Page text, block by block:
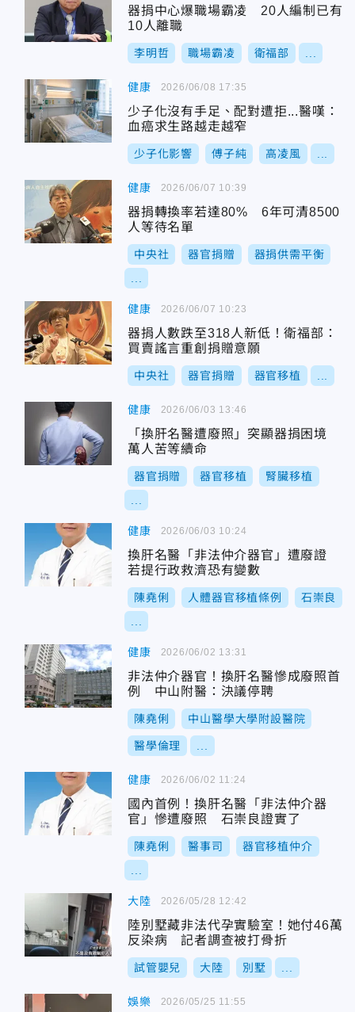
器捐中心爆職場霸凌 20人編制已有
10人離職
李明哲 職場霸凌 衛福部
健康
少子化沒有手足、配對遭拒...醫嘆：
血癌求生路越走越窄
少子化影響 傅子純 高凌風
2026/06/08 17:35
健康
器捐轉換率若達80% 6年可清8500
人等待名單
中央社 器官捐贈 器捐供需平衡
2026/06/07 10:39
健康
器捐人數跌至318人新低！衛福部：
買賣謠言重創捐贈意願
中央社 器官捐贈 器官移植
2026/06/07 10:23
健康
「換肝名醫遭廢照」突顯器捐困境
萬人苦等續命
器官捐贈 器官移植 腎臟移植
2026/06/03 13:46
健康
換肝名醫「非法仲介器官」遭廢證
若提行政救濟恐有變數
陳堯俐 人體器官移植條例 石崇良
2026/06/03 10:24
健康
非法仲介器官！換肝名醫慘成廢照首
例 中山附醫：決議停聘
陳堯俐 中山醫學大學附設醫院
醫學倫理
2026/06/02 13:31
健康
國內首例！換肝名醫「非法仲介器
官」慘遭廢照 石崇良證實了
陳堯俐 醫事司 器官移植仲介
2026/06/02 11:24
大陸
陸別墅藏非法代孕實驗室！她付46萬
反染病 記者調查被打骨折
試管嬰兒 大陸 別墅
2026/05/28 12:42
娛樂 2026/05/25 11:55